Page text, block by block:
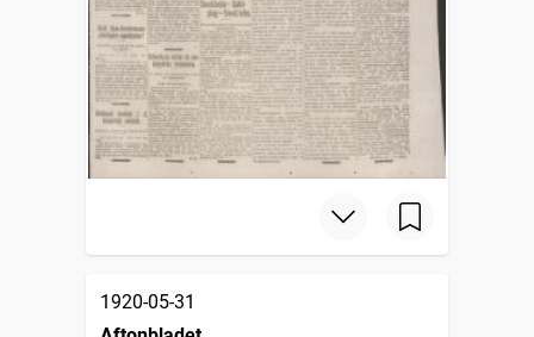
1920-05-31